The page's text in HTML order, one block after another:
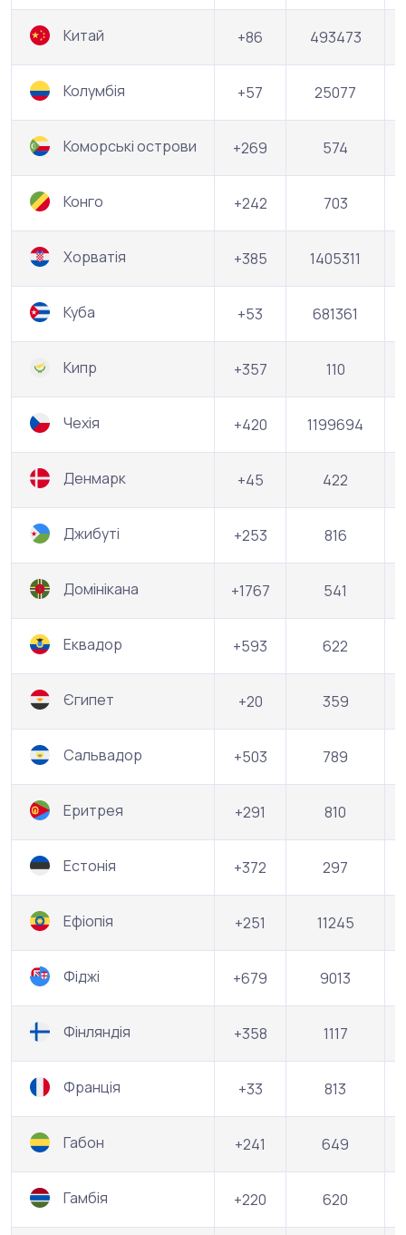
Китай +86 493473
Колумбія +57 25077
Коморські острови +269 574
Конго +242 703
Хорватія +385 1405311
Куба +53 681361
Кипр +357 110
Чехія +420 1199694
Денмарк +45 422
Джибуті +253 816
Домінікана +1767 541
Еквадор +593 622
Єгипет +20 359
Сальвадор +503 789
Еритрея +291 810
Естонія +372 297
Ефіопія +251 11245
Фіджі +679 9013
Фінляндія +358 1117
Франція +33 813
Габон +241 649
Гамбія +220 620